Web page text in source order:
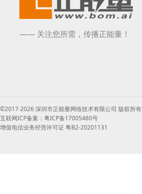
—— 关注您所需，传播正能量！
©2017-2026 深圳市正能量网络技术有限公司 版权所有
互联网ICP备案：粤ICP备17005480号
增值电信业务经营许可证 粤B2-20201131